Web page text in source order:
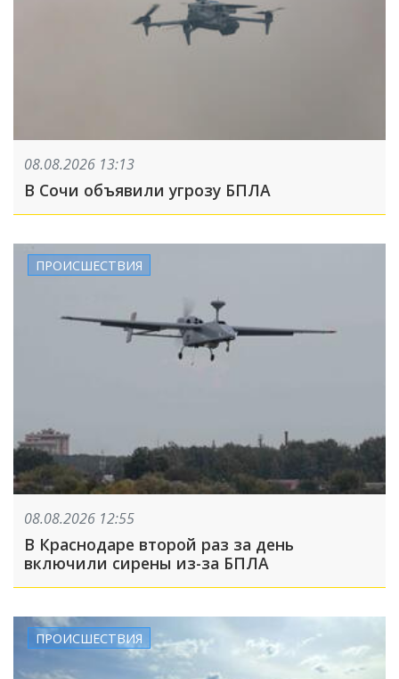
08.08.2026 13:13
В Сочи объявили угрозу БПЛА
ПРОИСШЕСТВИЯ
08.08.2026 12:55
В Краснодаре второй раз за день
включили сирены из-за БПЛА
ПРОИСШЕСТВИЯ